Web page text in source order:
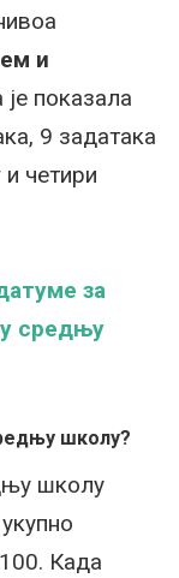
и
показала
9 задатака
четири
за
средњу
школу?
школу
Када